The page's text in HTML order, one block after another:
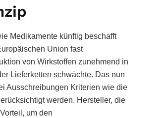
Medikamente künftig beschafft
Union fast
von Wirkstoffen zunehmend in
Lieferketten schwächte. Das nun
Ausschreibungen Kriterien wie die
werden. Hersteller, die
um den